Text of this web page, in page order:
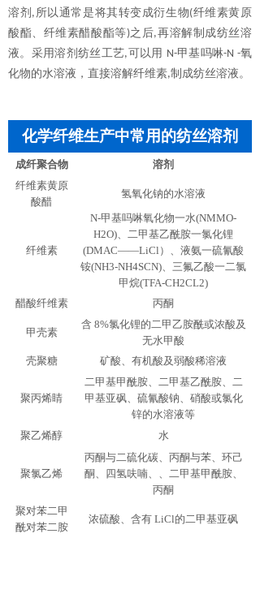
溶剂 , 所以通常是将其转变成衍生物(纤维素黄原
酸酯、纤维素醋酸酯等)之后,再溶解制成纺丝溶
液。采用溶剂纺丝工艺,可以用 N-甲基吗啉-N -氧
化物的水溶液，直接溶解纤维素,制成纺丝溶液。
化学纤维生产中常用的纺丝溶剂
成纤聚合物
溶剂
纤维素黄原
酸醋
氢氧化钠的水溶液
纤维素
N-甲基吗啉氧化物一水(NMMO-
H2O)、二甲基乙酰胺一氯化锂
(DMAC——LiCl）、液氨一硫氰酸
铵(NH3-NH4SCN)、三氟乙酸一二氯
甲烷(TFA-CH2CL2)
醋酸纤维素
丙酮
甲壳素
含 8%氯化锂的二甲乙胺酰或浓酸及
无水甲酸
壳聚糖
矿酸、有机酸及弱酸稀溶液
聚丙烯睛
二甲基甲酰胺、二甲基乙酰胺、二
甲基亚砜、硫氰酸钠、硝酸或氯化
锌的水溶液等
聚乙烯醇
水
聚氯乙烯
丙酮与二硫化碳、丙酮与苯、环己
酮、四氢呋喃、、二甲基甲酰胺、
丙酮
聚对苯二甲
酰对苯二胺
浓硫酸、含有 LiCl的二甲基亚砜